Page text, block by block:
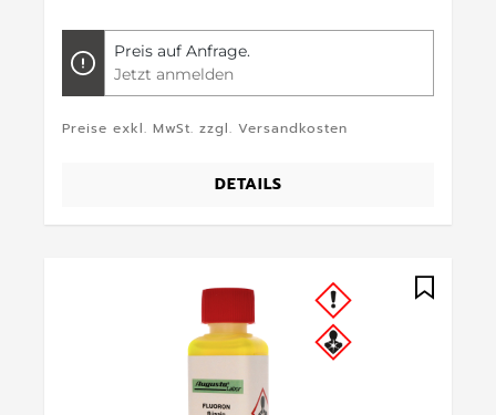
Preis auf Anfrage.
Jetzt anmelden
Preise exkl. MwSt. zzgl. Versandkosten
DETAILS